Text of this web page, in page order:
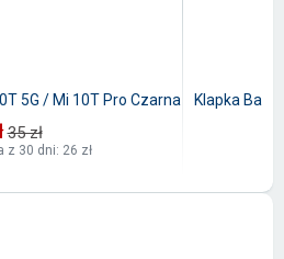
5G / Mi 10T Pro Czarna
35 zł
z 30 dni: 26 zł
Klapka